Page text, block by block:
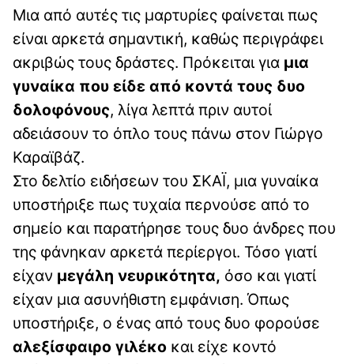
Μια από αυτές τις μαρτυρίες φαίνεται πως
είναι αρκετά σημαντική, καθώς περιγράφει
ακριβώς τους δράστες. Πρόκειται για μια
γυναίκα που είδε από κοντά τους δυο
δολοφόνους, λίγα λεπτά πριν αυτοί
αδειάσουν το όπλο τους πάνω στον Γιώργο
Καραϊβάζ.
Στο δελτίο ειδήσεων του ΣΚΑΪ, μια γυναίκα
υποστήριξε πως τυχαία περνούσε από το
σημείο και παρατήρησε τους δυο άνδρες που
της φάνηκαν αρκετά περίεργοι. Τόσο γιατί
είχαν μεγάλη νευρικότητα, όσο και γιατί
είχαν μια ασυνήθιστη εμφάνιση. Όπως
υποστήριξε, ο ένας από τους δυο φορούσε
αλεξίσφαιρο γιλέκο και είχε κοντό